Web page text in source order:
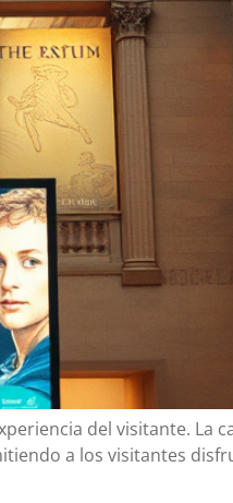
del visitante. La
a los visitantes